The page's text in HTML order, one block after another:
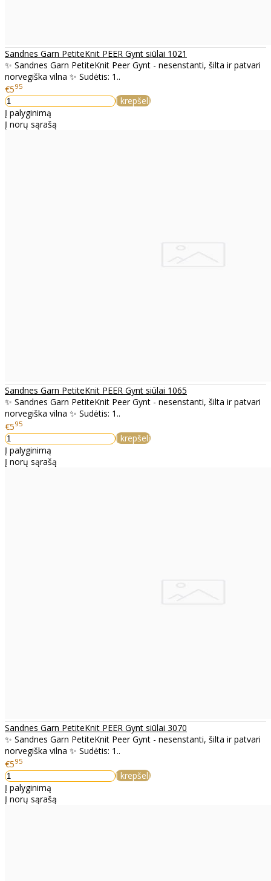
Sandnes Garn PetiteKnit PEER Gynt siūlai 1021
✨ Sandnes Garn PetiteKnit Peer Gynt - nesenstanti, šilta ir patvari
norvegiška vilna ✨ Sudėtis: 1..
€595
Į krepšelį
Į palyginimą
Į norų sąrašą
Sandnes Garn PetiteKnit PEER Gynt siūlai 1065
✨ Sandnes Garn PetiteKnit Peer Gynt - nesenstanti, šilta ir patvari
norvegiška vilna ✨ Sudėtis: 1..
€595
Į krepšelį
Į palyginimą
Į norų sąrašą
Sandnes Garn PetiteKnit PEER Gynt siūlai 3070
✨ Sandnes Garn PetiteKnit Peer Gynt - nesenstanti, šilta ir patvari
norvegiška vilna ✨ Sudėtis: 1..
€595
Į krepšelį
Į palyginimą
Į norų sąrašą